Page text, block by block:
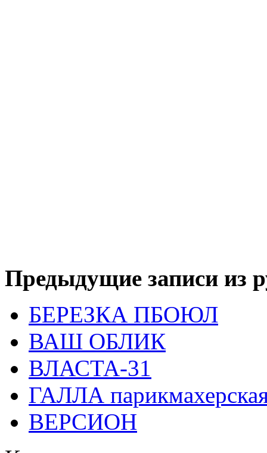
Предыдущие записи из
БЕРЕЗКА ПБОЮЛ
ВАШ ОБЛИК
ВЛАСТА-31
ГАЛЛА
ВЕРСИОН